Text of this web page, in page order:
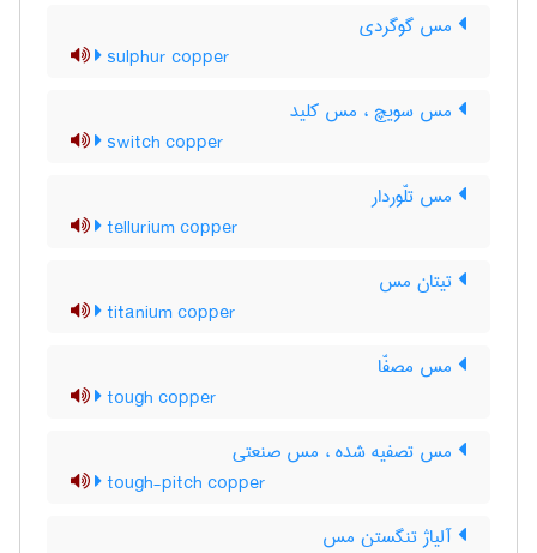
مس گوگردی
sulphur copper
مس سویچ ، مس کلید
switch copper
مس تلّوردار
tellurium copper
تیتان مس
titanium copper
مس مصفّا
tough copper
مس تصفیه شده ، مس صنعتی
tough-pitch copper
آلیاژ تنگستن مس